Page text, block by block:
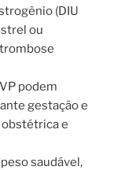
(DIU
ou
podem
gestação e
e
saudável,